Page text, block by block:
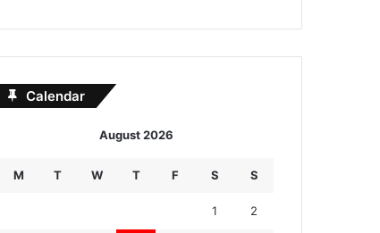
Calendar
August 2026
M T W T F S S
1 2